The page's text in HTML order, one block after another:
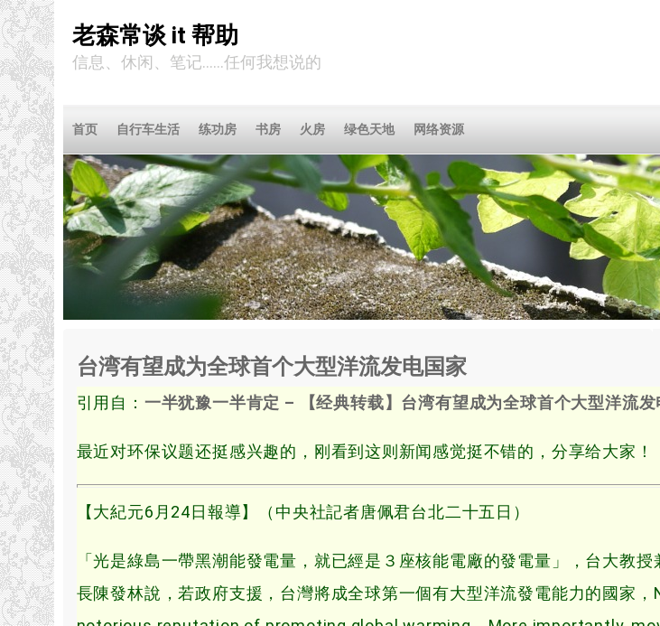
老森常谈 it 帮助
信息、休闲、笔记……任何我想说的
首页 自行车生活 练功房 书房 火房 绿色天地 网络资源
台湾有望成为全球首个大型洋流发电国家
引用自： 一半犹豫一半肯定 – 【经典转载】台湾有望成为全球首个大型洋流发
最近对环保议题还挺感兴趣的，刚看到这则新闻感觉挺不错的，分享给大家！
【大紀元6月24日報導】（中央社記者唐佩君台北二十五日）
「光是綠島一帶黑潮能發電量，就已經是３座核能電廠的發電量」，台大教
長陳發林說，若政府支援，台灣將成全球第一個有大型洋流發電能力的國家